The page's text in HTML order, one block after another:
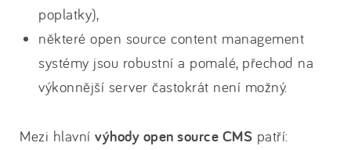
poplatky),
některé open source content management
systémy jsou robustní a pomalé, přechod na
výkonnější server častokrát není možný.
Mezi hlavní výhody open source CMS patří: